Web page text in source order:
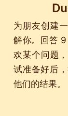
为朋友创建
解你。回答
欢某个问题
试准备好后
他们的结果。